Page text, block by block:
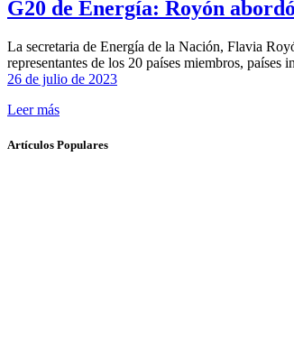
G20 de Energía: Royón
La secretaria de Energía de la Nación, Flavia
representantes de los 20 países miembros,
26 de julio de 2023
Leer más
Artículos Populares